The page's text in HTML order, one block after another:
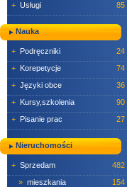
+ Usługi 85
Nauka
+ Podręczniki
24
+ Korepetycje
74
+ Języki obce
36
+ Kursy,szkolenia
90
+ Pisanie prac 27
Nieruchomości
+ Sprzedam
482
» mieszkania
154